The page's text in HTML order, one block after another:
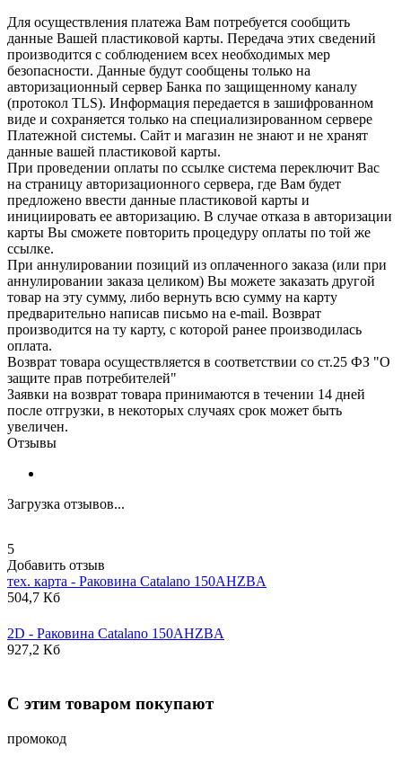
Для осуществления платежа Вам потребуется сообщить
данные Вашей пластиковой карты. Передача этих сведений
производится с соблюдением всех необходимых мер
безопасности. Данные будут сообщены только на
авторизационный сервер Банка по защищенному каналу
(протокол TLS). Информация передается в зашифрованном
виде и сохраняется только на специализированном сервере
Платежной системы. Сайт и магазин не знают и не хранят
данные вашей пластиковой карты.
При проведении оплаты по ссылке система переключит Вас
на страницу авторизационного сервера, где Вам будет
предложено ввести данные пластиковой карты и
инициировать ее авторизацию. В случае отказа в авторизации
карты Вы сможете повторить процедуру оплаты по той же
ссылке.
При аннулировании позиций из оплаченного заказа (или при
аннулировании заказа целиком) Вы можете заказать другой
товар на эту сумму, либо вернуть всю сумму на карту
предварительно написав письмо на e-mail. Возврат
производится на ту карту, с которой ранее производилась
оплата.
Возврат товара осуществляется в соответствии со ст.25 ФЗ "О
защите прав потребителей"
Заявки на возврат товара принимаются в течении 14 дней
после отгрузки, в некоторых случаях срок может быть
увеличен.
Отзывы
Загрузка отзывов...
5
Добавить отзыв
тех. карта - Раковина Catalano 150AHZBA
504,7 Кб
2D - Раковина Catalano 150AHZBA
927,2 Кб
С этим товаром покупают
промокод